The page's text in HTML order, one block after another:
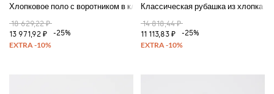
Хлопковое поло с воротником в клетку
18 629,22 ₽
13 971,92 ₽
-25%
Классическая рубашка из хлопка
14 818,44 ₽
11 113,83 ₽
-25%